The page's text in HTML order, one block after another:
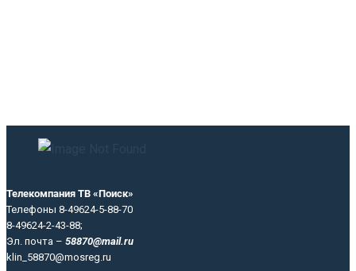
Телекомпания ТВ «Поиск»
Телефоны 8-49624-5-88-70
8-49624-2-43-88;
Эл. почта – 58870@mail.ru
klin_58870@mosreg.ru